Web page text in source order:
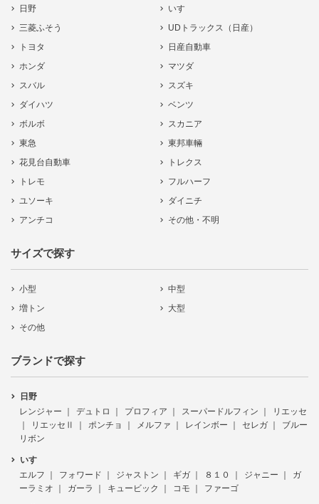
日野
いすゞ
三菱ふそう
UDトラックス（日産）
トヨタ
日産自動車
ホンダ
マツダ
スバル
スズキ
ダイハツ
ベンツ
ボルボ
スカニア
東急
東邦車輛
花見台自動車
トレクス
トレモ
フルハーフ
ユソーキ
ダイニチ
アンチコ
その他・不明
サイズで探す
小型
中型
増トン
大型
その他
ブランドで探す
日野
レンジャー
デュトロ プロフィア スーパードルフィン
リエッセ
リエッセⅡ
ポンチョ メルファ レインボー セレガ
ブルー
リボン
いすゞ
エルフ
フォワード ジャストン ギガ ８１０ ジャニー
ガ
ーラミオ
ガーラ キュービック コモ ファーゴ